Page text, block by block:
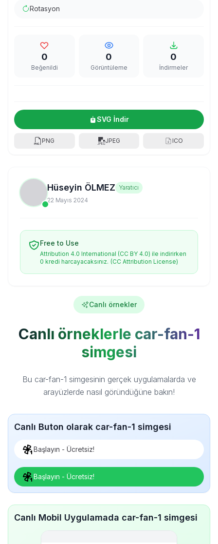
Rotasyon
0
Beğenildi
0
Görüntüleme
0
İndirmeler
SVG İndir
PNG JPEG ICO
Hüseyin ÖLMEZ Yaratıcı
22 Mayıs 2024
Free to Use
Attribution 4.0 International (CC BY 4.0) ile indirirken
0 kredi harcayacaksınız. (CC Attribution License)
Canlı örnekler
Canlı örneklerle car-fan-1
simgesi
Bu car-fan-1 simgesinin gerçek uygulamalarda ve
arayüzlerde nasıl göründüğüne bakın!
Canlı Buton olarak car-fan-1 simgesi
Başlayın - Ücretsiz!
Başlayın - Ücretsiz!
Canlı Mobil Uygulamada car-fan-1 simgesi